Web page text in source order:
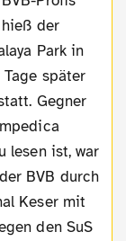
der
Park in
Tage später
Gegner
lesen ist, war
BVB durch
Keser mit
den SuS